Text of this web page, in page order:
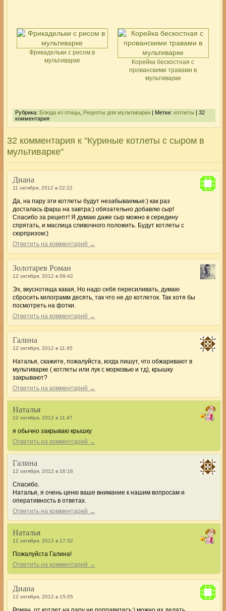
Фрикадельки с рисом в
мультиварке
Корейка бескостная с
прованскими травами в
мультиварке
Рубрика: Блюда из птицы Рецепты для мультиварки| Метки: котлеты | 32
комментария
32 комментария к "Куриные котлеты с сыром в
мультиварке"
Диана
11 октября, 2012 в 22:22
Да, на пару эти котлеты будут незабываемые:) как раз
досталась фарш на завтра:) обязательно добавлю сыр!
Спасибо за рецепт! Я думаю даже сыр можно в середину
спрятать, и маслица сливочного положить. Будут котлеты с
сюрпризом:)
Ответить на комментарий →
Золотарев Роман
12 октября, 2012 в 09:42
Эх, вкуснотища какая, Но надо себя пересиливать, думаю
сбросить килограмм десять, так что не до котлеток. Так хотя бы
посмотреть на фотки.
Ответить на комментарий →
Галина
12 октября, 2012 в 11:45
Наталья, скажите, пожалуйста, когда пишут, что обжаривают в
мультиварке ( котлеты или лук с морковью и тд), крышку
закрывают?
Ответить на комментарий →
Наталья
12 октября, 2012 в 11:47
я обычно закрываю крышку
Ответить на комментарий →
Галина
12 октября, 2012 в 16:16
Спасибо.
Наталья, я очень ценю ваше внимание к нашим вопросам и
оперативность в ответах.
Ответить на комментарий →
Наталья
12 октября, 2012 в 17:32
Пожалуйста Галина!
Ответить на комментарий →
Диана
12 октября, 2012 в 15:05